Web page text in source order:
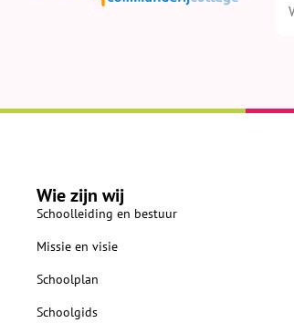
Wie zijn wij
Schoolleiding en bestuur
Missie en visie
Schoolplan
Schoolgids